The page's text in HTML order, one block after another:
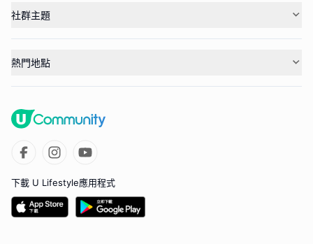
社群主題
熱門地點
下載 U Lifestyle應用程式